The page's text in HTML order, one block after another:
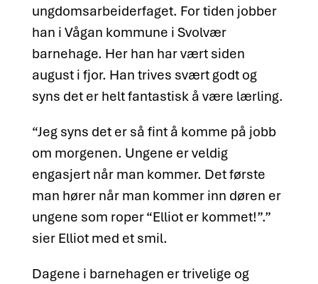
ungdomsarbeiderfaget. For tiden jobber
han i Vågan kommune i Svolvær
barnehage. Her han har vært siden
august i fjor. Han trives svært godt og
syns det er helt fantastisk å være lærling.
“Jeg syns det er så fint å komme på jobb
om morgenen. Ungene er veldig
engasjert når man kommer. Det første
man hører når man kommer inn døren er
ungene som roper “Elliot er kommet!”.”
sier Elliot med et smil.
Dagene i barnehagen er trivelige og